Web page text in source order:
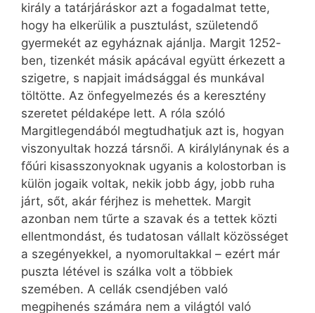
király a tatárjáráskor azt a fogadalmat tette,
hogy ha elkerülik a pusztulást, születendő
gyermekét az egyháznak ajánlja. Margit 1252-
ben, tizenkét másik apácával együtt érkezett a
szigetre, s napjait imádsággal és munkával
töltötte. Az önfegyelmezés és a keresztény
szeretet példaképe lett. A róla szóló
Margitlegendából megtudhatjuk azt is, hogyan
viszonyultak hozzá társnői. A királylánynak és a
főúri kisasszonyoknak ugyanis a kolostorban is
külön jogaik voltak, nekik jobb ágy, jobb ruha
járt, sőt, akár férjhez is mehettek. Margit
azonban nem tűrte a szavak és a tettek közti
ellentmondást, és tudatosan vállalt közösséget
a szegényekkel, a nyomorultakkal – ezért már
puszta létével is szálka volt a többiek
szemében. A cellák csendjében való
megpihenés számára nem a világtól való